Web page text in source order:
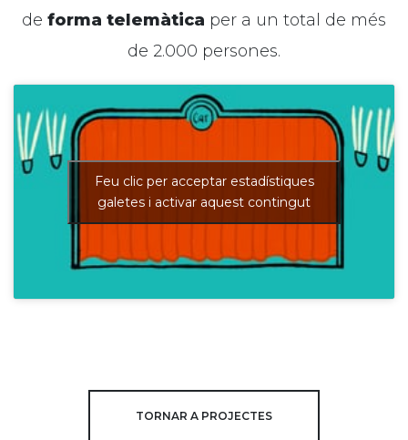
de forma telemàtica per a un total de més
de 2.000 persones.
Feu clic per acceptar estadístiques
galetes i activar aquest contingut
TORNAR A PROJECTES